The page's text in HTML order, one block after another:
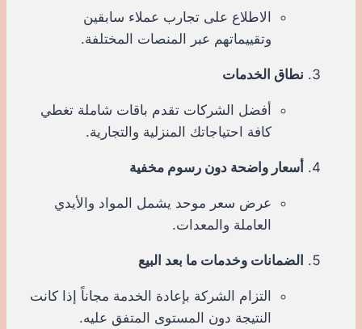
الاطلاع على تجارب عملاء سابقين
وتقييماتهم عبر المنصات المختلفة.
نطاق الخدمات
أفضل الشركات تقدم باقات شاملة تغطي
كافة احتياجاتك المنزلية والتجارية.
أسعار واضحة دون رسوم مخفية
عرض سعر موحد يشمل المواد والأيدي
العاملة والمعدات.
الضمانات وخدمات ما بعد البيع
التزام الشركة بإعادة الخدمة مجاناً إذا كانت
النتيجة دون المستوى المتفق عليه.